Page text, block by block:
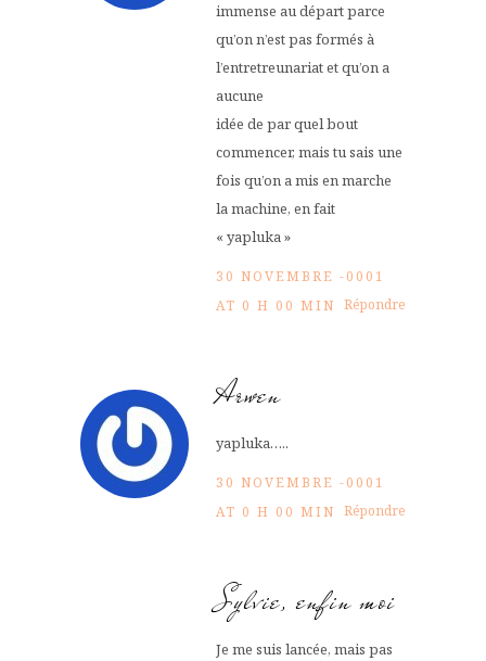
immense au départ parce
qu’on n’est pas formés à
l’entretreunariat et qu’on a
aucune
idée de par quel bout
commencer, mais tu sais une
fois qu’on a mis en marche
la machine, en fait
« yapluka »
30 NOVEMBRE -0001
AT 0 H 00 MIN Répondre
Arwen
yapluka…..
30 NOVEMBRE -0001
AT 0 H 00 MIN Répondre
Sylvie, enfin moi
Je me suis lancée, mais pas